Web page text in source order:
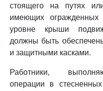
стоящего на путях
имеющих
уровне крыши
должны быть
и защитными касками.
Работники,
операции в стесненных